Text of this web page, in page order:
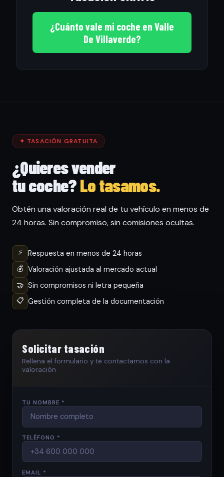
¿Cuánto vale mi coche en Valle
De Villaverde?
✦ TASACIÓN GRATUITA
¿Quieres vender
tu coche?Lo tasamos.
Obtén una valoración real de tu vehículo en menos de
24 horas. Sin compromiso, sin comisiones ocultas.
⚡
Respuesta en menos de 24 horas
💰 Valoración ajustada al mercado actual
🤝 Sin compromisos ni letra pequeña
📋 Gestión completa de la documentación
Solicitar tasación
Rellena el formulario y te contactamos con la
valoración
TU NOMBRE *
TELÉFONO *
EMAIL *